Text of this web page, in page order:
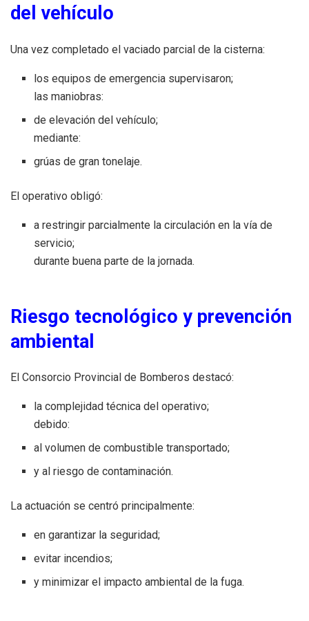
del vehículo
Una vez completado el vaciado parcial de la cisterna:
los equipos de emergencia supervisaron;
las maniobras:
de elevación del vehículo;
mediante:
grúas de gran tonelaje.
El operativo obligó:
a restringir parcialmente la circulación en la vía de
servicio;
durante buena parte de la jornada.
Riesgo tecnológico y prevención
ambiental
El Consorcio Provincial de Bomberos destacó:
la complejidad técnica del operativo;
debido:
al volumen de combustible transportado;
y al riesgo de contaminación.
La actuación se centró principalmente:
en garantizar la seguridad;
evitar incendios;
y minimizar el impacto ambiental de la fuga.